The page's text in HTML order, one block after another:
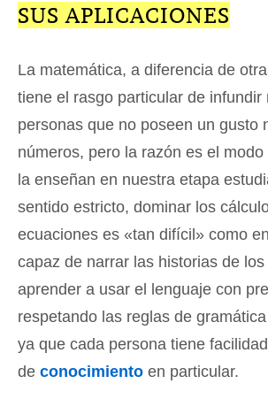
SUS APLICACIONES
La matemática, a diferencia de
tiene el rasgo particular de infundir
personas que no poseen un gusto
números, pero la razón es el
la enseñan en nuestra etapa
sentido estricto, dominar los
ecuaciones es «tan difícil» como
capaz de narrar las historias de
aprender a usar el lenguaje con
respetando las reglas de
ya que cada persona tiene
de conocimiento en particular.